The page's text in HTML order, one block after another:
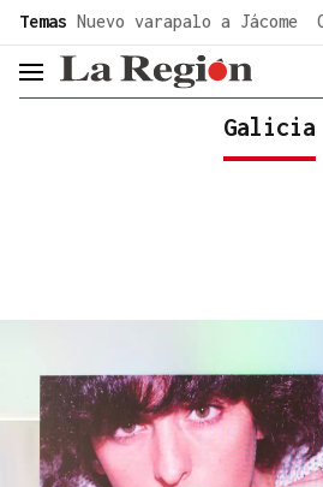
Temas Nuevo varapalo a Jácome
header.menu.open
Galicia